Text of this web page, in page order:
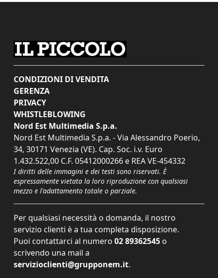
CONDIZIONI DI VENDITA
GERENZA
PRIVACY
WHISTLEBLOWING
Nord Est Multimedia S.p.a.
Nord Est Multimedia S.p.a. - Via Alessandro Poerio,
34, 30171 Venezia (VE). Cap. Soc. i.v. Euro
1.432.522,00 C.F. 05412000266 e REA VE-454332
I diritti delle immagini e dei testi sono riservati. È
espressamente vietata la loro riproduzione con qualsiasi
mezzo e l'adattamento totale o parziale.
Per qualsiasi necessità o domanda, il nostro
servizio clienti è a tua completa disposizione.
Puoi contattarci al numero 02 89362545 o
scrivendo una mail a
servizioclienti@grupponem.it.